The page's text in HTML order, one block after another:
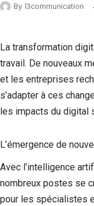
By l3communication
La transformation
travail. De nouveaux
et les entreprises
s’adapter à ces
les impacts du digital
L’émergence de
Avec l’intelligence
nombreux postes se
pour les spécialistes